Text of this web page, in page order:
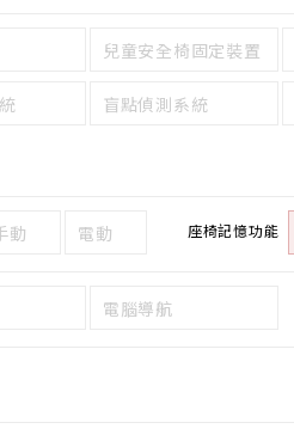
兒童安全椅固定裝置
盲點偵測系統
動 電動 座椅記憶功能
電腦導航